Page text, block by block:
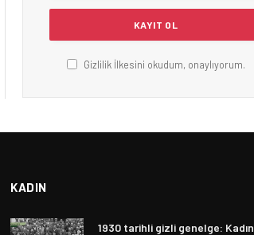
Gizlilik İlkesini okudum, onaylıyorum.
KADIN
1930 tarihli gizli genelge: Kadın